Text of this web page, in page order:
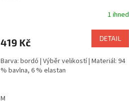
1 ihned
419 Kč DETAIL
Barva: bordó | Výběr velikostí | Materiál: 94
% bavlna, 6 % elastan
M